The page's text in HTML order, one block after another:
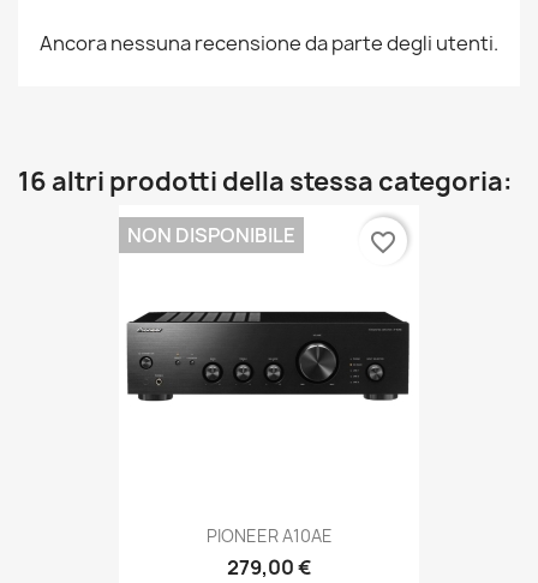
Ancora nessuna recensione da parte degli utenti.
16 altri prodotti della stessa categoria:
PIONEER A10AE
279,00 €
NON DISPONIBILE favorite_border